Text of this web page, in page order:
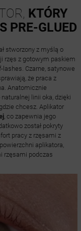
KTÓRY
PRE-GLUED
stworzony z myślą o
rzęs z gotowym paskiem
lashes. Czarne, satynowe
że praca z
Anatomicznie
linii oka, dzięki
chcesz. Aplikator
, co zapewnia jego
został pokryty
pracy z rzęsami z
aplikatora,
rzęsami podczas